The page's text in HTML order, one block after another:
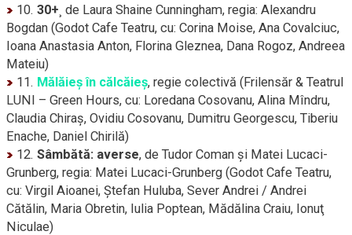
10. 30+ ¸ de Laura Shaine Cunningham, regia: Alexandru
Bogdan (Godot Cafe Teatru, cu: Corina Moise, Ana Covalciuc,
Ioana Anastasia Anton, Florina Gleznea, Dana Rogoz, Andreea
Mateiu)
11. Mălăieş în călcăieş, regie colectivă (Frilensăr & Teatrul
LUNI – Green Hours, cu: Loredana Cosovanu, Alina Mîndru,
Claudia Chiraş, Ovidiu Cosovanu, Dumitru Georgescu, Tiberiu
Enache, Daniel Chirilă)
12. Sâmbătă: averse, de Tudor Coman şi Matei Lucaci-
Grunberg, regia: Matei Lucaci-Grunberg (Godot Cafe Teatru,
cu: Virgil Aioanei, Ştefan Huluba, Sever Andrei / Andrei
Cătălin, Maria Obretin, Iulia Poptean, Mădălina Craiu, Ionuţ
Niculae)